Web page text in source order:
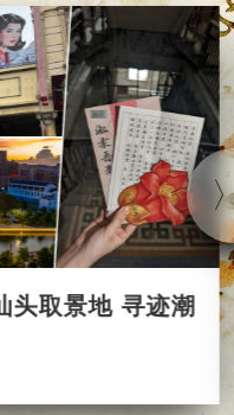
头取景地 寻迹潮